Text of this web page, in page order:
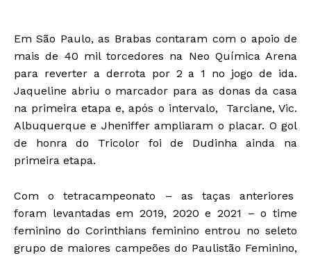
Em São Paulo, as Brabas contaram com o apoio de
mais de 40 mil torcedores na Neo Química Arena
para reverter a derrota por 2 a 1 no jogo de ida.
Jaqueline abriu o marcador para as donas da casa
na primeira etapa e, após o intervalo, Tarciane, Vic.
Albuquerque e Jheniffer ampliaram o placar. O gol
de honra do Tricolor foi de Dudinha ainda na
primeira etapa.
Com o tetracampeonato – as taças anteriores
foram levantadas em 2019, 2020 e 2021 – o time
feminino do Corinthians feminino entrou no seleto
grupo de maiores campeões do Paulistão Feminino,